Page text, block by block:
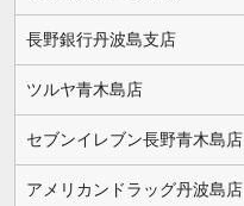
長野銀行丹波島支店
ツルヤ青木島店
セブンイレブン長野青木島店
アメリカンドラッグ丹波島店